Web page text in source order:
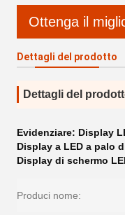
Ottenga il
Dettagli del prodotto
Dettagli del
Evidenziare: Display
Display a LED a palo
Display di schermo
Produci nome: